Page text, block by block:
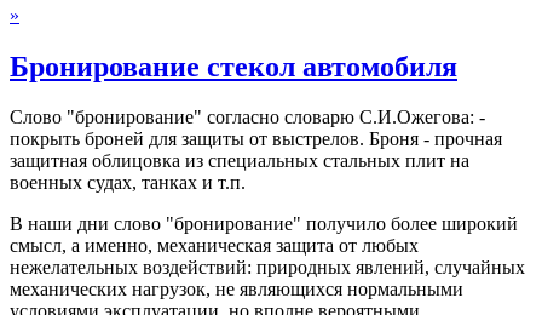
»
Бронирование стекол автомобиля
Слово "бронирование" согласно словарю С.И.Ожегова: -
покрыть броней для защиты от выстрелов. Броня - прочная
защитная облицовка из специальных стальных плит на
военных судах, танках и т.п.
В наши дни слово "бронирование" получило более широкий
смысл, а именно, механическая защита от любых
нежелательных воздействий: природных явлений, случайных
механических нагрузок, не являющихся нормальными